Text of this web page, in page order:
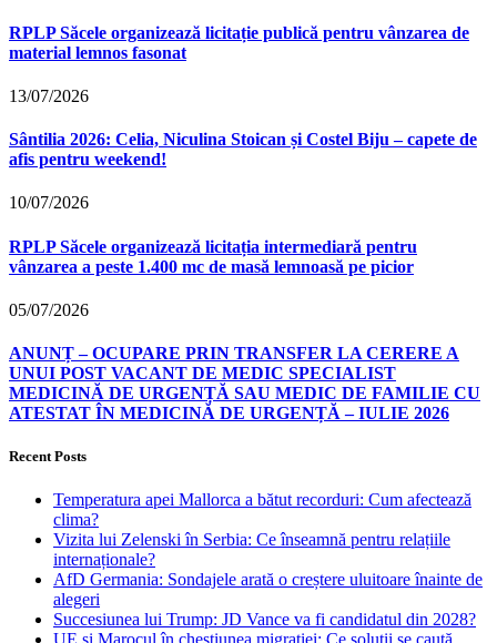
RPLP Săcele organizează licitație publică pentru vânzarea de
material lemnos fasonat
13/07/2026
Sântilia 2026: Celia, Niculina Stoican și Costel Biju – capete de
afis pentru weekend!
10/07/2026
RPLP Săcele organizează licitația intermediară pentru
vânzarea a peste 1.400 mc de masă lemnoasă pe picior
05/07/2026
ANUNȚ – OCUPARE PRIN TRANSFER LA CERERE A
UNUI POST VACANT DE MEDIC SPECIALIST
MEDICINĂ DE URGENȚĂ SAU MEDIC DE FAMILIE CU
ATESTAT ÎN MEDICINĂ DE URGENȚĂ – IULIE 2026
Recent Posts
Temperatura apei Mallorca a bătut recorduri: Cum afectează
clima?
Vizita lui Zelenski în Serbia: Ce înseamnă pentru relațiile
internaționale?
AfD Germania: Sondajele arată o creștere uluitoare înainte de
alegeri
Succesiunea lui Trump: JD Vance va fi candidatul din 2028?